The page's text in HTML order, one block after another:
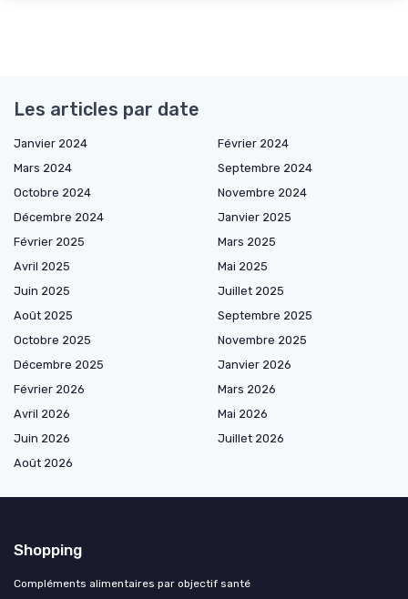
Les articles par date
Janvier 2024
Février 2024
Mars 2024
Septembre 2024
Octobre 2024
Novembre 2024
Décembre 2024
Janvier 2025
Février 2025
Mars 2025
Avril 2025
Mai 2025
Juin 2025
Juillet 2025
Août 2025
Septembre 2025
Octobre 2025
Novembre 2025
Décembre 2025
Janvier 2026
Février 2026
Mars 2026
Avril 2026
Mai 2026
Juin 2026
Juillet 2026
Août 2026
Shopping
Compléments alimentaires par objectif santé